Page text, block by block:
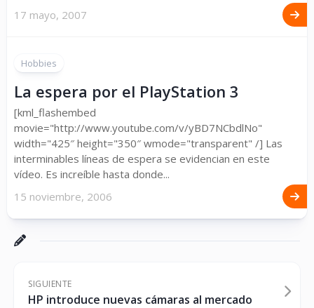
17 mayo, 2007
Hobbies
La espera por el PlayStation 3
[kml_flashembed
movie="http://www.youtube.com/v/yBD7NCbdlNo"
width="425″ height="350″ wmode="transparent" /] Las
interminables líneas de espera se evidencian en este
vídeo. Es increíble hasta donde...
15 noviembre, 2006
SIGUIENTE
HP introduce nuevas cámaras al mercado